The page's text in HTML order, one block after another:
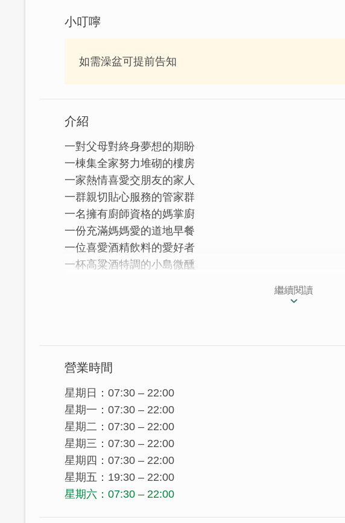
小叮嚀
如需澡盆可提前告知
介紹
一對父母對終身夢想的期盼
一棟集全家努力堆砌的樓房
一家熱情喜愛交朋友的家人
一群親切貼心服務的管家群
一名擁有廚師資格的媽掌廚
一份充滿媽媽愛的道地早餐
一位喜愛酒精飲料的愛好者
一杯高粱酒特調的小島微醺
繼續閱讀
營業時間
星期日：07:30 – 22:00
星期一：07:30 – 22:00
星期二：07:30 – 22:00
星期三：07:30 – 22:00
星期四：07:30 – 22:00
星期五：19:30 – 22:00
星期六：07:30 – 22:00